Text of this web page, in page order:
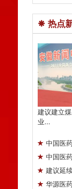
热点
建议建立
业...
中国医
中国医
建议延
华源医